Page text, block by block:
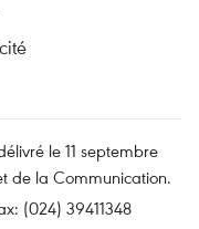
le 11 septembre
de la Communication.
(024) 39411348